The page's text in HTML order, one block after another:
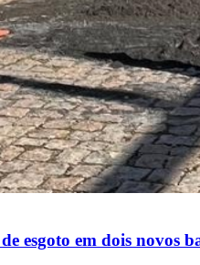
esgoto em dois novos